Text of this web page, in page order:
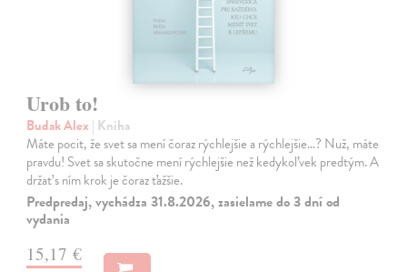
Urob to!
Budak Alex | Kniha
Máte pocit, že svet sa mení čoraz rýchlejšie a rýchlejšie…? Nuž, máte
pravdu! Svet sa skutočne mení rýchlejšie než kedykoľvek predtým. A
držať s ním krok je čoraz ťažšie.
Predpredaj, vychádza 31.8.2026, zasielame do 3 dní od
vydania
15,17 €